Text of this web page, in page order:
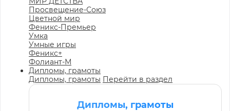
Просвещение-Союз
Цветной мир
Феникс-Премьер
Умка
Умные игры
Феникс+
Фолиант-М
Дипломы, грамоты
Дипломы, грамоты Перейти в раздел
Дипломы, грамоты